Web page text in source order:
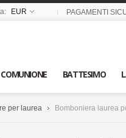
EUR PAGAMENTI
COMUNIONE BATTESIMO
per laurea Bomboniera laurea